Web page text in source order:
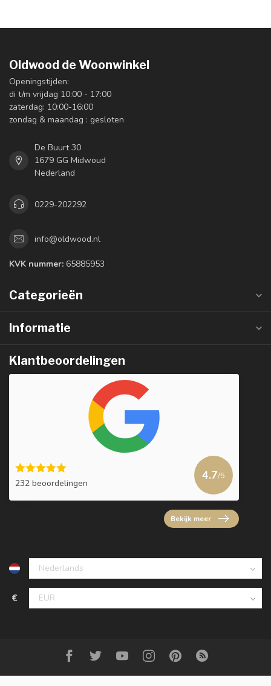
Oldwood de Woonwinkel
Openingstijden:
di t/m vrijdag 10:00 - 17:00
zaterdag: 10:00-16:00
zondag & maandag : gesloten
De Buurt 30
1679 GG Midwoud
Nederland
0229-202292
info@oldwood.nl
KVK nummer: 65885953
Categorieën
Informatie
Klantbeoordelingen
232 beoordelingen
4.7/5
Bekijk meer
€